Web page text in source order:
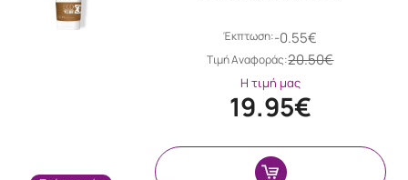
Έκπτωση:-0.55€
Tιμή Αναφοράς:20.50€
Η τιμή μας
19.95€